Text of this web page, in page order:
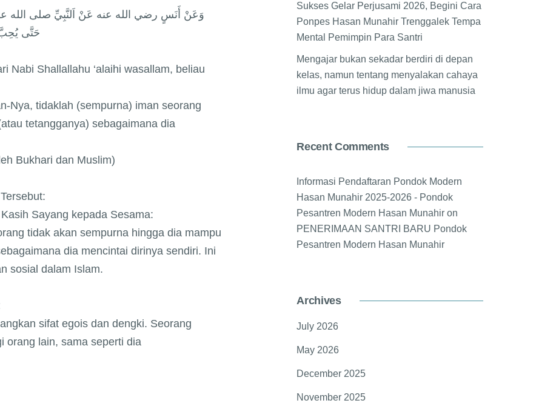
وَعَنْ أَنَسٍ رضي الله عنه عَنْ اَلنَّبِيِّ صلى الله
حَتَّى يُحِبَّ
Nabi Shallallahu ‘alaihi wasallam, beliau
Nya, tidaklah (sempurna) iman seorang
tetangganya) sebagaimana dia
Bukhari dan Muslim)
Sayang kepada Sesama:
tidak akan sempurna hingga dia mampu
dia mencintai dirinya sendiri. Ini
sosial dalam Islam.
sifat egois dan dengki. Seorang
orang lain, sama seperti dia
Sukses Gelar Perjusami 2026, Begini Cara
Ponpes Hasan Munahir Trenggalek Tempa
Mental Pemimpin Para Santri
Mengajar bukan sekadar berdiri di depan
kelas, namun tentang menyalakan cahaya
ilmu agar terus hidup dalam jiwa manusia
Recent Comments
Informasi Pendaftaran Pondok Modern
Hasan Munahir 2025-2026 - Pondok
Pesantren Modern Hasan Munahir on
PENERIMAAN SANTRI BARU Pondok
Pesantren Modern Hasan Munahir
Archives
July 2026
May 2026
December 2025
November 2025